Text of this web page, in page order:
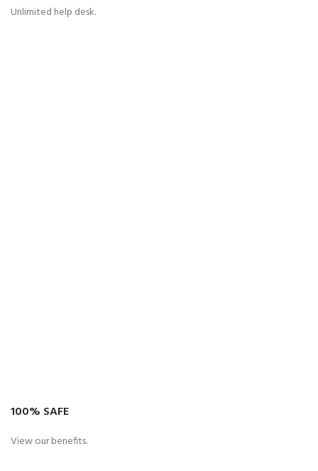
Unlimited help desk.
100% SAFE
View our benefits.